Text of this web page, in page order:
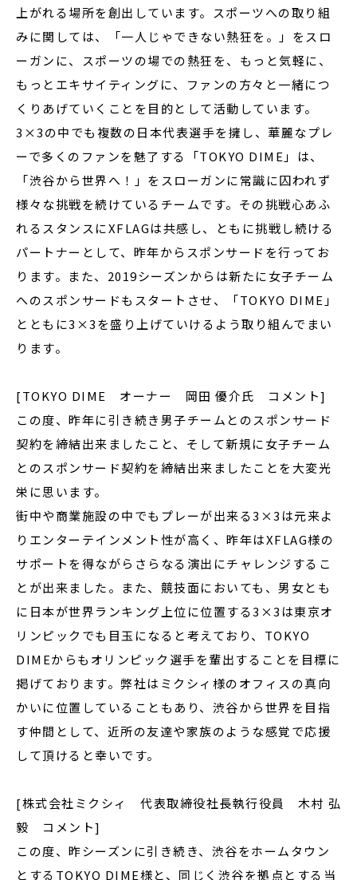
上がれる場所を創出しています。スポーツへの取り組
みに関しては、「一人じゃできない熱狂を。」をスロ
ーガンに、スポーツの場での熱狂を、もっと気軽に、
もっとエキサイティングに、ファンの方々と一緒につ
くりあげていくことを目的として活動しています。
3×3の中でも複数の日本代表選手を擁し、華麗なプレ
ーで多くのファンを魅了する「TOKYO DIME」は、
「渋谷から世界へ！」をスローガンに常識に囚われず
様々な挑戦を続けているチームです。その挑戦心あふ
れるスタンスにXFLAGは共感し、ともに挑戦し続ける
パートナーとして、昨年からスポンサードを行ってお
ります。また、2019シーズンからは新たに女子チーム
へのスポンサードもスタートさせ、「TOKYO DIME」
とともに3×3を盛り上げていけるよう取り組んでまい
ります。
[TOKYO DIME オーナー 岡田 優介氏 コメント]
この度、昨年に引き続き男子チームとのスポンサード
契約を締結出来ましたこと、そして新規に女子チーム
とのスポンサード契約を締結出来ましたことを大変光
栄に思います。
街中や商業施設の中でもプレーが出来る3×3は元来よ
りエンターテインメント性が高く、昨年はXFLAG様の
サポートを得ながらさらなる演出にチャレンジするこ
とが出来ました。また、競技面においても、男女とも
に日本が世界ランキング上位に位置する3×3は東京オ
リンピックでも目玉になると考えており、TOKYO
DIMEからもオリンピック選手を輩出することを目標に
掲げております。弊社はミクシィ様のオフィスの真向
かいに位置していることもあり、渋谷から世界を目指
す仲間として、近所の友達や家族のような感覚で応援
して頂けると幸いです。
[株式会社ミクシィ 代表取締役社長執行役員 木村 弘
毅 コメント]
この度、昨シーズンに引き続き、渋谷をホームタウン
とするTOKYO DIME様と、同じく渋谷を拠点とする当